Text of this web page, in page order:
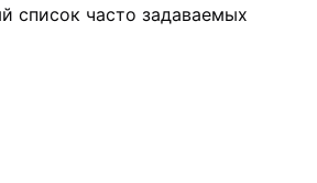
список часто задаваемых